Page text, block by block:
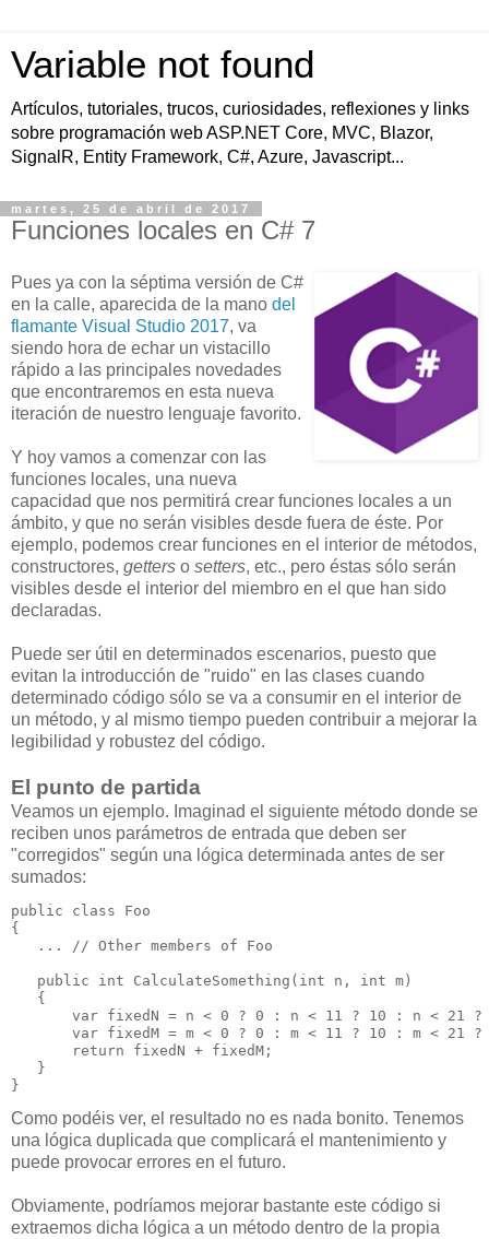
Variable not found
Artículos, tutoriales, trucos, curiosidades, reflexiones y links
sobre programación web ASP.NET Core, MVC, Blazor,
SignalR, Entity Framework, C#, Azure, Javascript...
martes, 25 de abril de 2017
Funciones locales en C# 7
Pues ya con la séptima versión de C#
en la calle, aparecida de la mano del
flamante Visual Studio 2017, va
siendo hora de echar un vistacillo
rápido a las principales novedades
que encontraremos en esta nueva
iteración de nuestro lenguaje favorito.
Y hoy vamos a comenzar con las
funciones locales, una nueva
capacidad que nos permitirá crear funciones locales a un
ámbito, y que no serán visibles desde fuera de éste. Por
ejemplo, podemos crear funciones en el interior de métodos,
constructores, getters o setters, etc., pero éstas sólo serán
visibles desde el interior del miembro en el que han sido
declaradas.
Puede ser útil en determinados escenarios, puesto que
evitan la introducción de "ruido" en las clases cuando
determinado código sólo se va a consumir en el interior de
un método, y al mismo tiempo pueden contribuir a mejorar la
legibilidad y robustez del código.
El punto de partida
Veamos un ejemplo. Imaginad el siguiente método donde se
reciben unos parámetros de entrada que deben ser
"corregidos" según una lógica determinada antes de ser
sumados:
public class Foo
{
   ... // Other members of Foo
   public int CalculateSomething(int n, int m)
   {
var fixedN = n < 0 ? 0 : n < 11 ? 10 : n < 21 ?
var fixedM = m < 0 ? 0 : m < 11 ? 10 : m < 21 ?
       return fixedN + fixedM;
   }
}
Como podéis ver, el resultado no es nada bonito. Tenemos
una lógica duplicada que complicará el mantenimiento y
puede provocar errores en el futuro.
Obviamente, podríamos mejorar bastante este código si
extraemos dicha lógica a un método dentro de la propia